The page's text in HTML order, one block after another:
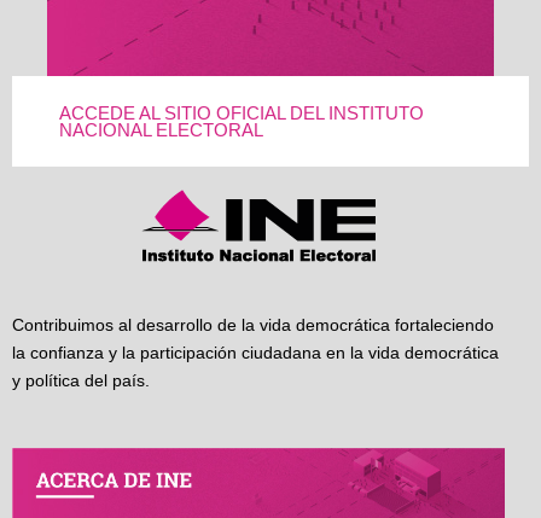
ACCEDE AL SITIO OFICIAL DEL INSTITUTO
NACIONAL ELECTORAL
Contribuimos al desarrollo de la vida democrática fortaleciendo
la confianza y la participación ciudadana en la vida democrática
y política del país.